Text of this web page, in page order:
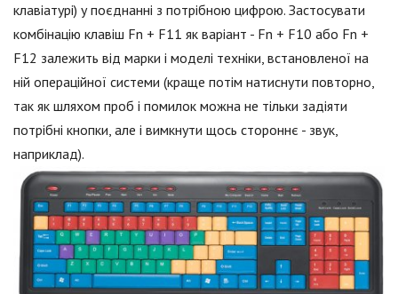
клавіатурі) у поєднанні з потрібною цифрою. Застосувати
комбінацію клавіш Fn + F11 як варіант - Fn + F10 або Fn +
F12 залежить від марки і моделі техніки, встановленої на
ній операційної системи (краще потім натиснути повторно,
так як шляхом проб і помилок можна не тільки задіяти
потрібні кнопки, але і вимкнути щось стороннє - звук,
наприклад).